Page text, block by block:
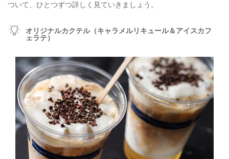
ついて、ひとつずつ詳しく見ていきましょう。
オリジナルカクテル（キャラメルリキュール＆アイスカフ
ェラテ）